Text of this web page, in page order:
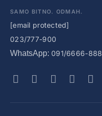
SAMO BITNO. ODMAH.
[email protected]
023/777-900
WhatsApp: 091/6666-888